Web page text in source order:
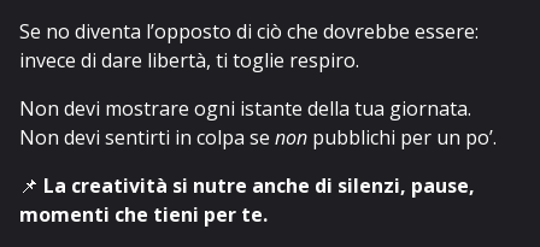
Se no diventa l’opposto di ciò che dovrebbe essere:
invece di dare libertà, ti toglie respiro.
Non devi mostrare ogni istante della tua giornata.
Non devi sentirti in colpa se non pubblichi per un po’.
📌 La creatività si nutre anche di silenzi, pause,
momenti che tieni per te.